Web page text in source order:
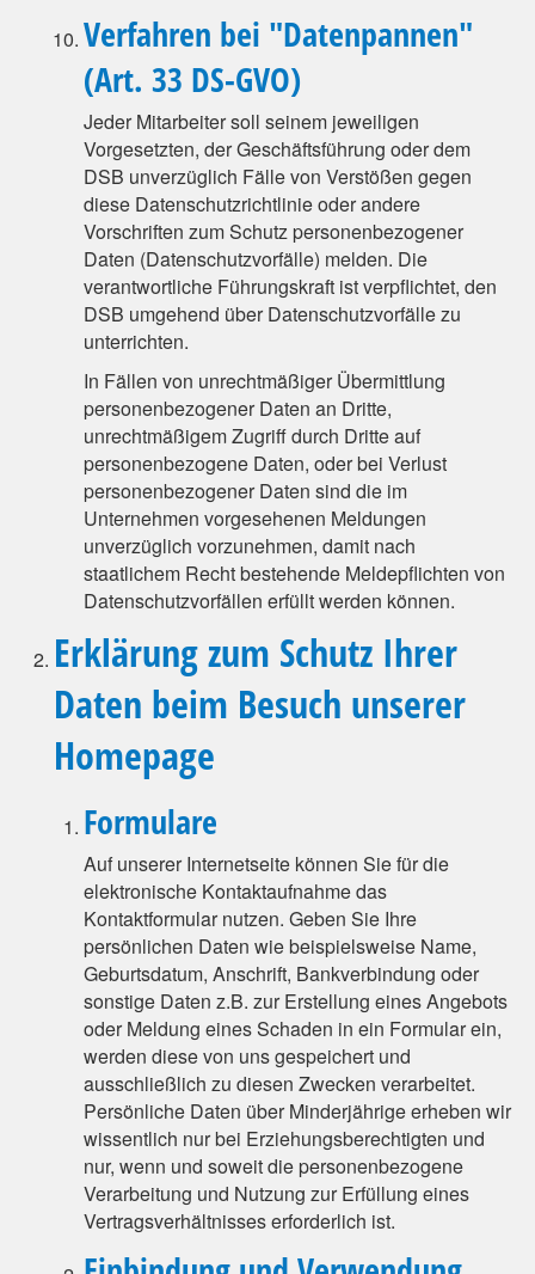
Verfahren bei "Datenpannen"
(Art. 33 DS-GVO)
Jeder Mitarbeiter soll seinem jeweiligen
Vorgesetzten, der Geschäftsführung oder dem
DSB unverzüglich Fälle von Verstößen gegen
diese Datenschutzrichtlinie oder andere
Vorschriften zum Schutz personenbezogener
Daten (Datenschutzvorfälle) melden. Die
verantwortliche Führungskraft ist verpflichtet, den
DSB umgehend über Datenschutzvorfälle zu
unterrichten.
In Fällen von unrechtmäßiger Übermittlung
personenbezogener Daten an Dritte,
unrechtmäßigem Zugriff durch Dritte auf
personenbezogene Daten, oder bei Verlust
personenbezogener Daten sind die im
Unternehmen vorgesehenen Meldungen
unverzüglich vorzunehmen, damit nach
staatlichem Recht bestehende Meldepflichten von
Datenschutzvorfällen erfüllt werden können.
Erklärung zum Schutz Ihrer
Daten beim Besuch unserer
Homepage
Formulare
Auf unserer Internetseite können Sie für die
elektronische Kontaktaufnahme das
Kontaktformular nutzen. Geben Sie Ihre
persönlichen Daten wie beispielsweise Name,
Geburtsdatum, Anschrift, Bankverbindung oder
sonstige Daten z.B. zur Erstellung eines Angebots
oder Meldung eines Schaden in ein Formular ein,
werden diese von uns gespeichert und
ausschließlich zu diesen Zwecken verarbeitet.
Persönliche Daten über Minderjährige erheben wir
wissentlich nur bei Erziehungsberechtigten und
nur, wenn und soweit die personenbezogene
Verarbeitung und Nutzung zur Erfüllung eines
Vertragsverhältnisses erforderlich ist.